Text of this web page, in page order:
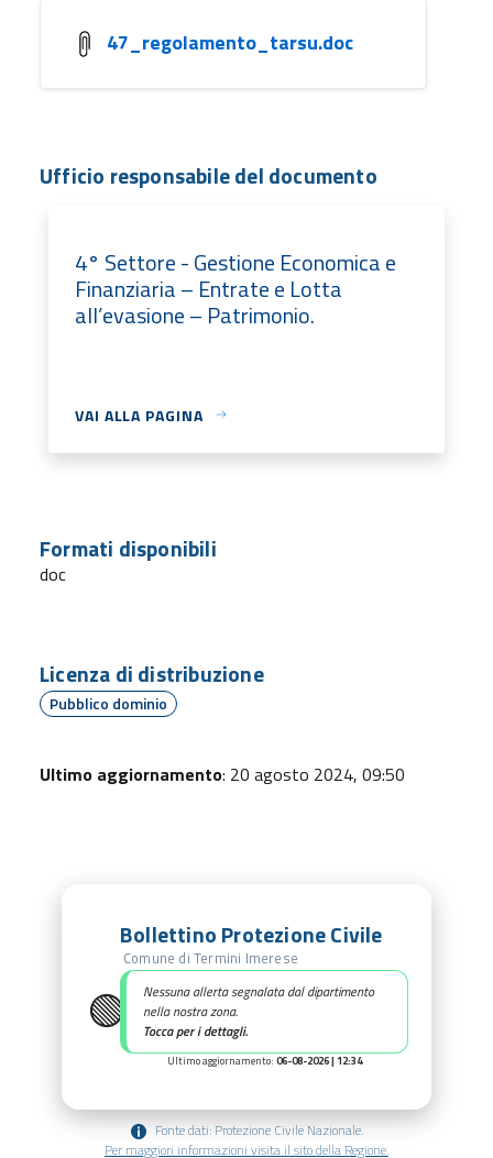
47_regolamento_tarsu.doc
Ufficio responsabile del documento
4° Settore - Gestione Economica e
Finanziaria – Entrate e Lotta
all’evasione – Patrimonio.
VAI ALLA PAGINA
Formati disponibili
doc
Licenza di distribuzione
Pubblico dominio
Ultimo aggiornamento: 20 agosto 2024, 09:50
🟢
Bollettino Protezione Civile
Comune di Termini Imerese
Nessuna allerta segnalata dal dipartimento
nella nostra zona.
Tocca per i dettagli.
Ultimo aggiornamento: 06-08-2026 | 12:34
Fonte dati: Protezione Civile Nazionale.
Per maggiori informazioni visita il sito della Regione.